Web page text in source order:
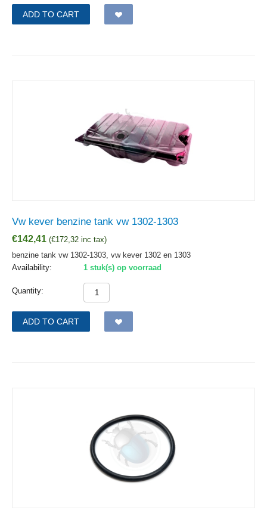
ADD TO CART
Vw kever benzine tank vw 1302-1303
€142,41 (€172,32 inc tax)
benzine tank vw 1302-1303, vw kever 1302 en 1303
Availability:
1 stuk(s) op voorraad
Quantity:
ADD TO CART